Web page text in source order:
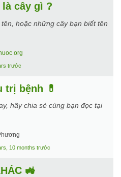
là cây gì ?
hoặc những cây bạn biết tên
org
trước
trị bệnh 💊
hãy chia sẻ cùng bạn đọc tại
10 months trước
🚜